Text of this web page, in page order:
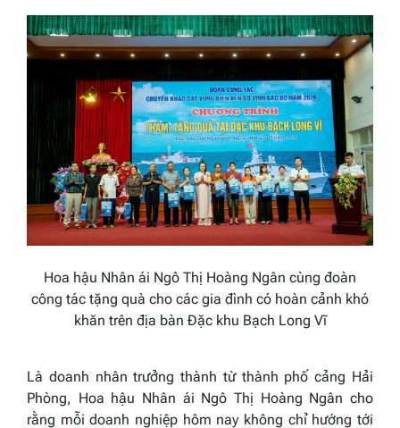
Hoa hậu Nhân ái Ngô Thị Hoàng Ngân cùng đoàn
công tác tặng quà cho các gia đình có hoàn cảnh khó
khăn trên địa bàn Đặc khu Bạch Long Vĩ
Là doanh nhân trưởng thành từ thành phố cảng Hải
Phòng, Hoa hậu Nhân ái Ngô Thị Hoàng Ngân cho
rằng mỗi doanh nghiệp hôm nay không chỉ hướng tới